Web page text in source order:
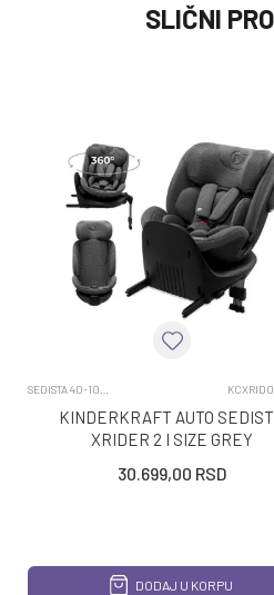
SLIČNI
SEDISTA 40-105CM
KINDERKRAFT AUTO
XRIDER 2 I SIZE GREY
30.699,00 RSD
DODAJ U KORPU